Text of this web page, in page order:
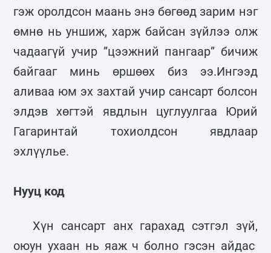
гэж оролдсон маань энэ бөгөөд зарим нэг
өмнө нь уншиж, харж байсан зүйлээ олж
чадаагүй учир ”цээжний пангаар” бичиж
байгааг минь өршөөх биз ээ.Ингээд
аливаа юм эх захтай учир сансарт болсон
элдэв хөгтэй явдлын цуглуулгаа Юрий
Гагаринтай тохиолдсон явдлаар
эхлүүлье.
Нууц код
Хүн сансарт анх гарахад сэтгэл зүй,
оюун ухаан нь яаж ч болно гэсэн айдас